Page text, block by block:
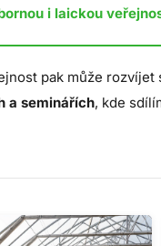
i laickou
pak může rozvíjet
a seminářích, kde